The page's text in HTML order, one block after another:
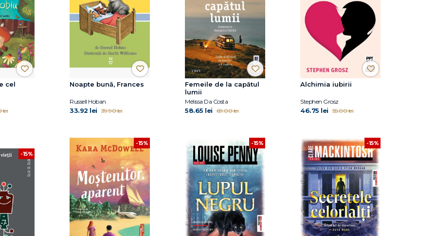
cel
lei
Noapte bună, Frances
Russell Hoban
33.92 lei 39.90 lei
Femeile de la capătul
lumii
Mélissa Da Costa
58.65 lei 69.00 lei
Alchimia iubirii
Stephen Grosz
46.75 lei 55.00 lei
-15%
-15% -15% -15%